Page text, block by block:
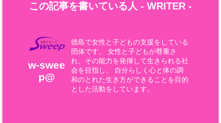
この記事を書いている人 - WRITER -
w-swee
p@
徳島で女性と子どもの支援をしている
団体です。 女性と子どもが尊重さ
れ、その能力を発揮して生きられる社
会を目指し、 自分らしく心と体の調
和のとれた生き方ができることを目的
とした活動をしています。